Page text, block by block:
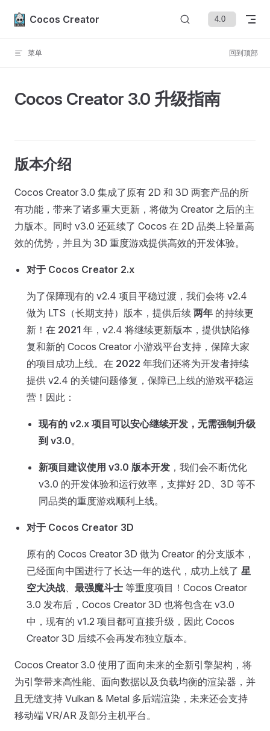
Skip to content
Cocos Creator
菜单 回到顶部
Cocos Creator 3.0 升级指南
版本介绍
Cocos Creator 3.0 集成了原有 2D 和 3D 两套产品的所
有功能，带来了诸多重大更新，将做为 Creator 之后的主
力版本。同时 v3.0 还延续了 Cocos 在 2D 品类上轻量高
效的优势，并且为 3D 重度游戏提供高效的开发体验。
对于 Cocos Creator 2.x
为了保障现有的 v2.4 项目平稳过渡，我们会将 v2.4
做为 LTS（长期支持）版本，提供后续 两年 的持续更
新！在 2021 年，v2.4 将继续更新版本，提供缺陷修
复和新的 Cocos Creator 小游戏平台支持，保障大家
的项目成功上线。在 2022 年我们还将为开发者持续
提供 v2.4 的关键问题修复，保障已上线的游戏平稳运
营！因此：
现有的 v2.x 项目可以安心继续开发，无需强制升级
到 v3.0。
新项目建议使用 v3.0 版本开发 ，我们会不断优化
v3.0 的开发体验和运行效率，支撑好 2D、3D 等不
同品类的重度游戏顺利上线。
对于 Cocos Creator 3D
原有的 Cocos Creator 3D 做为 Creator 的分支版本，
已经面向中国进行了长达一年的迭代，成功上线了 星
空大决战、 最强魔斗士 等重度项目！Cocos Creator
3.0 发布后，Cocos Creator 3D 也将包含在 v3.0
中，现有的 v1.2 项目都可直接升级，因此 Cocos
Creator 3D 后续不会再发布独立版本。
Cocos Creator 3.0 使用了面向未来的全新引擎架构，将
为引擎带来高性能、面向数据以及负载均衡的渲染器，并
且无缝支持 Vulkan & Metal 多后端渲染，未来还会支持
移动端 VR/AR 及部分主机平台。